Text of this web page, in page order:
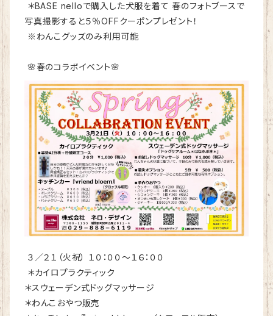
＊BASE nelloで購入した犬服を着て 春のフォトブースで
写真撮影すると５％OFFクーポンプレゼント！
※わんこグッズのみ利用可能
🌸春のコラボイベント🌸
３／２１（火祝） １０：００～１６：００
＊カイロプラクティック
＊スウェーデン式ドッグマッサージ
＊わんこおやつ販売